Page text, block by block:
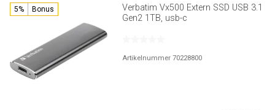
5% Bonus
Verbatim Vx500 Extern SSD USB 3.1
Gen2 1TB, usb-c
Artikelnummer 70228800